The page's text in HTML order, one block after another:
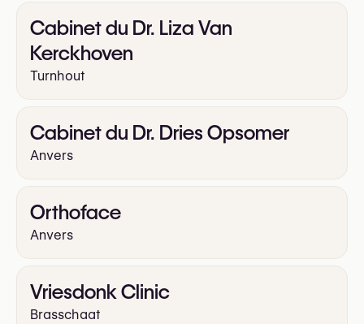
Cabinet du Dr. Liza Van
Kerckhoven
Turnhout
Cabinet du Dr. Dries Opsomer
Anvers
Orthoface
Anvers
Vriesdonk Clinic
Brasschaat